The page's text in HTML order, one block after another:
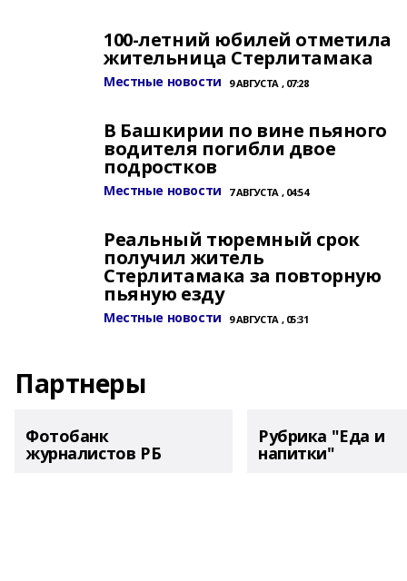
100-летний юбилей отметила
жительница Стерлитамака
Местные новости 9 АВГУСТА , 07:28
В Башкирии по вине пьяного
водителя погибли двое
подростков
Местные новости 7 АВГУСТА , 04:54
Реальный тюремный срок
получил житель
Стерлитамака за повторную
пьяную езду
Местные новости 9 АВГУСТА , 05:31
Партнеры
Фотобанк
журналистов РБ
Рубрика "Еда и
напитки"